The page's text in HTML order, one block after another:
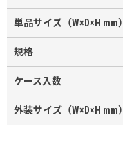
単品サイズ（W×D×H mm）
規格
ケース入数
外装サイズ（W×D×H mm）